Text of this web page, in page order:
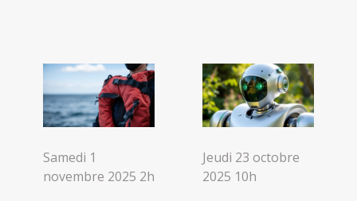
Samedi 1
novembre 2025 2h
Jeudi 23 octobre
2025 10h